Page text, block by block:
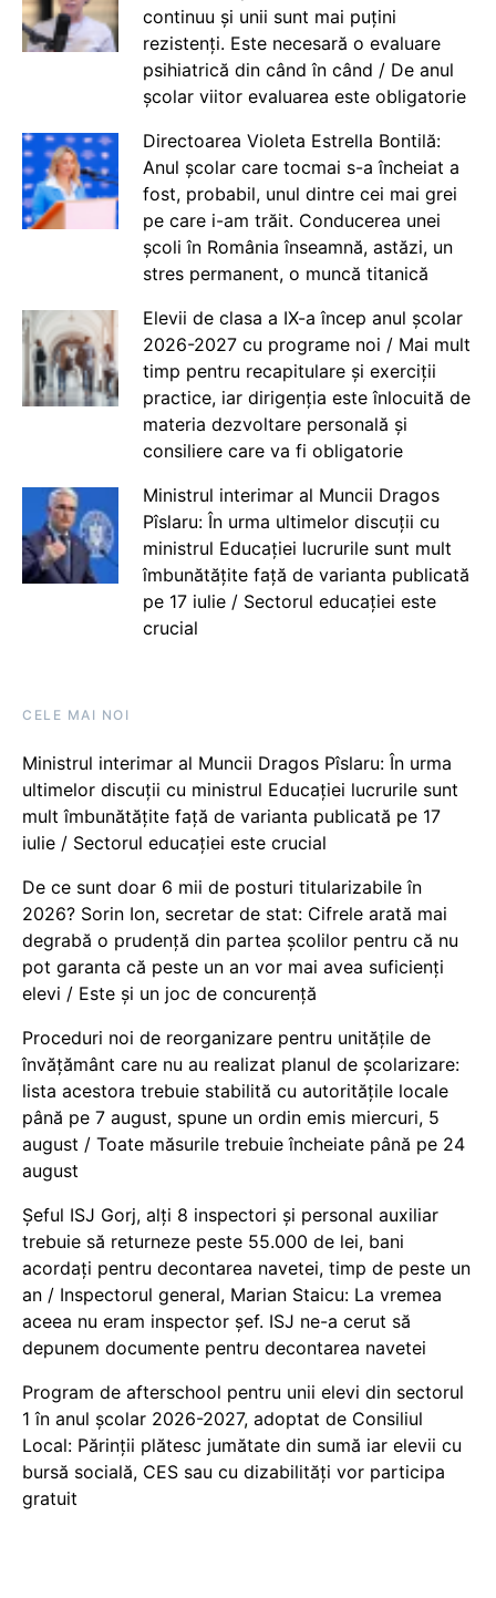
continuu și unii sunt mai puțini
rezistenți. Este necesară o evaluare
psihiatrică din când în când / De anul
școlar viitor evaluarea este obligatorie
Directoarea Violeta Estrella Bontilă:
Anul școlar care tocmai s-a încheiat a
fost, probabil, unul dintre cei mai grei
pe care i-am trăit. Conducerea unei
școli în România înseamnă, astăzi, un
stres permanent, o muncă titanică
Elevii de clasa a IX-a încep anul școlar
2026-2027 cu programe noi / Mai mult
timp pentru recapitulare și exerciții
practice, iar dirigenția este înlocuită de
materia dezvoltare personală și
consiliere care va fi obligatorie
Ministrul interimar al Muncii Dragos
Pîslaru: În urma ultimelor discuții cu
ministrul Educației lucrurile sunt mult
îmbunătățite față de varianta publicată
pe 17 iulie / Sectorul educației este
crucial
CELE MAI NOI
Ministrul interimar al Muncii Dragos Pîslaru: În urma
ultimelor discuții cu ministrul Educației lucrurile sunt
mult îmbunătățite față de varianta publicată pe 17
iulie / Sectorul educației este crucial
De ce sunt doar 6 mii de posturi titularizabile în
2026? Sorin Ion, secretar de stat: Cifrele arată mai
degrabă o prudență din partea școlilor pentru că nu
pot garanta că peste un an vor mai avea suficienți
elevi / Este și un joc de concurență
Proceduri noi de reorganizare pentru unitățile de
învățământ care nu au realizat planul de școlarizare:
lista acestora trebuie stabilită cu autoritățile locale
până pe 7 august, spune un ordin emis miercuri, 5
august / Toate măsurile trebuie încheiate până pe 24
august
Șeful ISJ Gorj, alți 8 inspectori și personal auxiliar
trebuie să returneze peste 55.000 de lei, bani
acordați pentru decontarea navetei, timp de peste un
an / Inspectorul general, Marian Staicu: La vremea
aceea nu eram inspector șef. ISJ ne-a cerut să
depunem documente pentru decontarea navetei
Program de afterschool pentru unii elevi din sectorul
1 în anul școlar 2026-2027, adoptat de Consiliul
Local: Părinții plătesc jumătate din sumă iar elevii cu
bursă socială, CES sau cu dizabilităţi vor participa
gratuit